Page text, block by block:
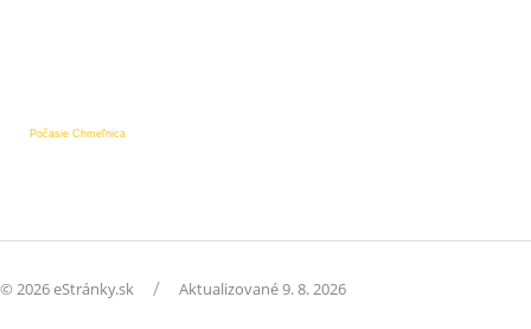
Počasie Chmeľnica
© 2026 eStránky.sk / Aktualizované 9. 8. 2026